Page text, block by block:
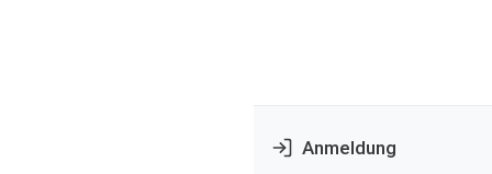
Anmeldung